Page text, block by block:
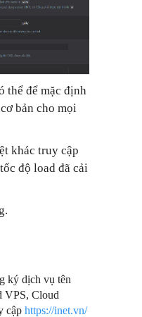
thể để mặc định
bản cho mọi
khác truy cập
độ load đã cải
ký dịch vụ tên
VPS, Cloud
cập https://inet.vn/